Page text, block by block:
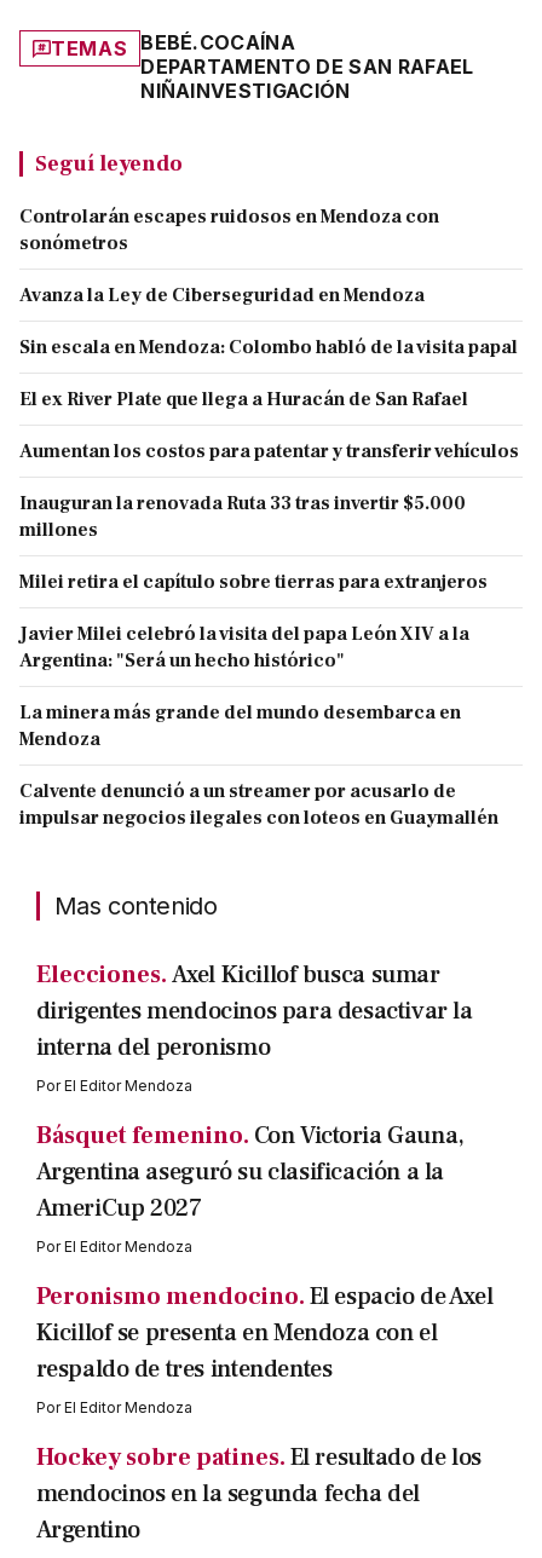
TEMAS BEBÉ.COCAÍNA
DEPARTAMENTO DE SAN RAFAEL
NIÑAINVESTIGACIÓN
Seguí leyendo
Controlarán escapes ruidosos en Mendoza con
sonómetros
Avanza la Ley de Ciberseguridad en Mendoza
Sin escala en Mendoza: Colombo habló de la visita papal
El ex River Plate que llega a Huracán de San Rafael
Aumentan los costos para patentar y transferir vehículos
Inauguran la renovada Ruta 33 tras invertir $5.000
millones
Milei retira el capítulo sobre tierras para extranjeros
Javier Milei celebró la visita del papa León XIV a la
Argentina: "Será un hecho histórico"
La minera más grande del mundo desembarca en
Mendoza
Calvente denunció a un streamer por acusarlo de
impulsar negocios ilegales con loteos en Guaymallén
Mas contenido
Elecciones.Axel Kicillof busca sumar
dirigentes mendocinos para desactivar la
interna del peronismo
PorEl Editor Mendoza
Básquet femenino. Con Victoria Gauna,
Argentina aseguró su clasificación a la
AmeriCup 2027
PorEl Editor Mendoza
Peronismo mendocino.El espacio de Axel
Kicillof se presenta en Mendoza con el
respaldo de tres intendentes
PorEl Editor Mendoza
Hockey sobre patines.El resultado de los
mendocinos en la segunda fecha del
Argentino